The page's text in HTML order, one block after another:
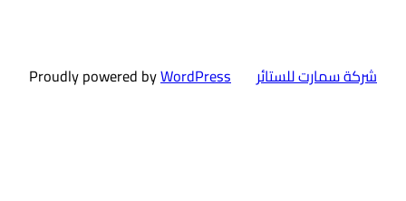
شركة سمارت للستائر Proudly powered byWordPress